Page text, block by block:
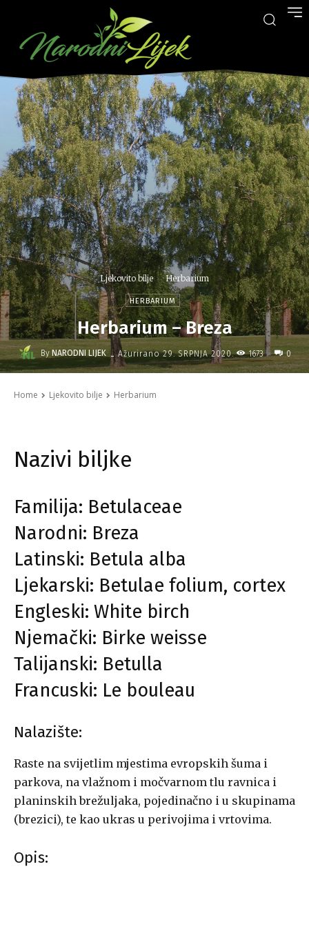
Ljekovito bilje Herbarium
HERBARIUM
Herbarium – Breza
By NARODNI LIJEK - Ažurirano 29. SRPNJA 2020. 1673 0
Home Ljekovito bilje Herbarium
Nazivi biljke
Familija: Betulaceae
Narodni: Breza
Latinski: Betula alba
Ljekarski: Betulae folium, cortex
Engleski: White birch
Njemački: Birke weisse
Talijanski: Betulla
Francuski: Le bouleau
Nalazište:
Raste na svijetlim mjestima evropskih šuma i
parkova, na vlažnom i močvarnom tlu ravnica i
planinskih brežuljaka, pojedinačno i u skupinama
(brezici), te kao ukras u perivojima i vrtovima.
Opis: